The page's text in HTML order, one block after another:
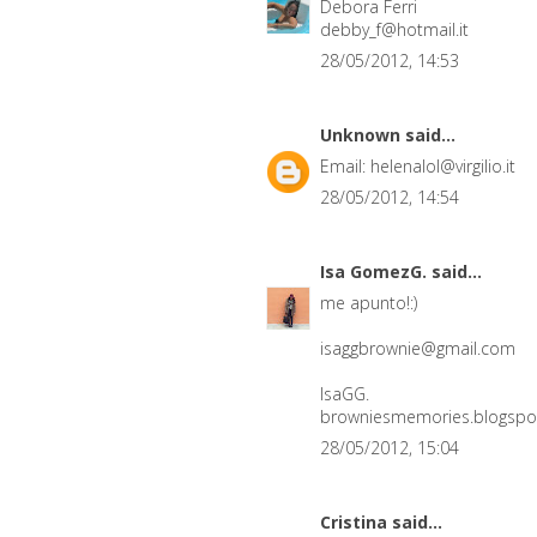
Debora Ferri
debby_f@hotmail.it
28/05/2012, 14:53
Unknown said...
Email: helenalol@virgilio.it
28/05/2012, 14:54
Isa GomezG. said...
me apunto!:)
isaggbrownie@gmail.com
IsaGG.
28/05/2012, 15:04
Cristina said...